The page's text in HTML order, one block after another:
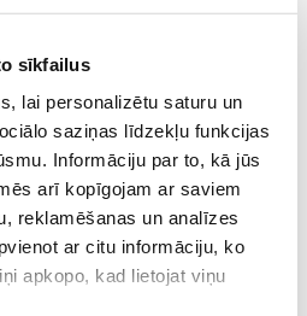
sīkfailus
lai personalizētu saturu un
saziņas līdzekļu funkcijas
Informāciju par to, kā jūs
arī kopīgojam ar saviem
reklamēšanas un analīzes
ar citu informāciju, ko
apkopo, kad lietojat viņu
mums Viesītē svētku nedēļa
noslēgumam. (2)
2013, 23:43